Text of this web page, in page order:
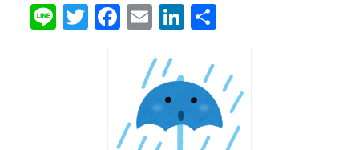
LineTwitterFacebook
EmailLinkedIn